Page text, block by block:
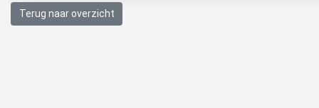
Terug naar overzicht